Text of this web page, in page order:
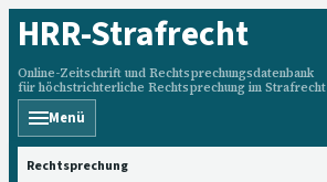
HRR-Strafrecht
Online-Zeitschrift und Rechtsprechungsdatenbank
für höchstrichterliche Rechtsprechung im Strafrecht
Menü
HRRS durchsuchen